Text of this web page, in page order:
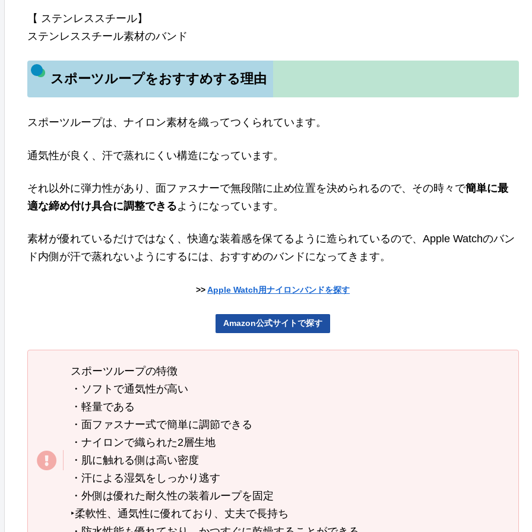
【 ステンレススチール】
ステンレススチール素材のバンド
スポーツループをおすすめする理由
スポーツループは、ナイロン素材を織ってつくられています。
通気性が良く、汗で蒸れにくい構造になっています。
それ以外に弾力性があり、面ファスナーで無段階に止め位置を決められるので、その時々で簡単に最
適な締め付け具合に調整できるようになっています。
素材が優れているだけではなく、快適な装着感を保てるように造られているので、Apple Watchのバン
ド内側が汗で蒸れないようにするには、おすすめのバンドになってきます。
>>Apple Watch用ナイロンバンドを探す
Amazon公式サイトで探す
スポーツループの特徴
・ソフトで通気性が高い
・軽量である
・面ファスナー式で簡単に調節できる
・ナイロンで織られた2層生地
・肌に触れる側は高い密度
・汗による湿気をしっかり逃す
・外側は優れた耐久性の装着ループを固定
‣柔軟性、通気性に優れており、丈夫で長持ち